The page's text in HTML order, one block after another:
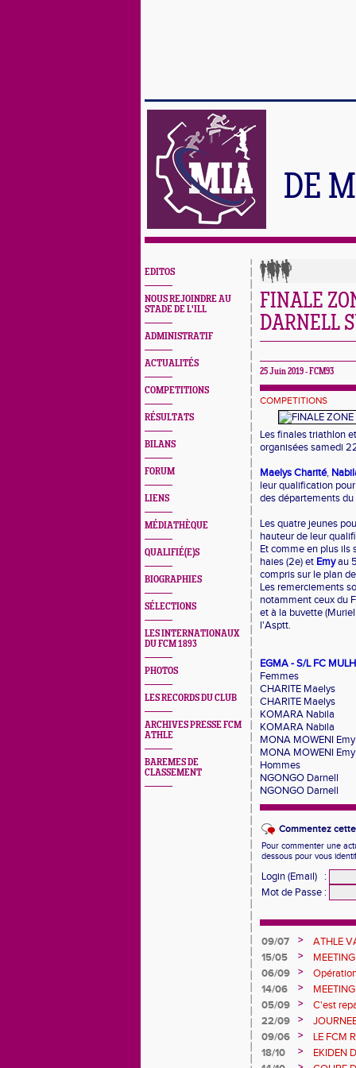
DE
EDITOS
NOUS REJOINDRE AU
STADE DE L'ILL
ADMINISTRATIF
ACTUALITÉS
COMPETITIONS
RÉSULTATS
BILANS
FORUM
LIENS
MÉDIATHÈQUE
QUALIFIÉ(E)S
BIOGRAPHIES
SÉLECTIONS
LES INTERNATIONAUX
DU FCM 1893
PHOTOS
LES RECORDS DU CLUB
ARCHIVES PRESSE FCM
ATHLE
BAREMES DE
CLASSEMENT
FINALE
DARNELL
25 Juin 2019 - FCM93
COMPETITIONS
Les finales triathlon
organisées samedi
Maelys Charité,
leur qualification
des départements du
Les quatre jeunes
hauteur de leur
Et comme en plus ils
haies (2e) et Emyau
compris sur le plan
Les remerciements
notamment ceux du
et à la buvette
l'Asptt.
EGMA - S/L FC
Femmes
CHARITE Maelys
CHARITE Maelys
KOMARA Nabila
KOMARA Nabila
MONA MOWENI Emy
MONA MOWENI Emy
Hommes
NGONGO Darnell
NGONGO Darnell
Commentez
Pour commenter une
dessous pour vous
Login (Email)
:
Mot de Passe :
09/07 >
ATHLE
15/05
>
06/09
>
14/06
>
05/09
>
C'est
22/09
>
09/06
>
LE FCM
18/10 >
EKIDEN